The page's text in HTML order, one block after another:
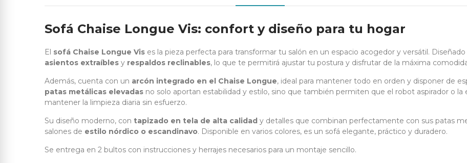
Sofá Chaise Longue Vis: confort y diseño para tu hogar
El sofá Chaise Longue Vis es la pieza perfecta para transformar tu salón en un espacio acogedor y versátil.
asientos extraíbles y respaldos reclinables, lo que te permitirá ajustar tu postura y disfrutar de la máxima
Además, cuenta con un arcón integrado en el Chaise Longue, ideal para mantener todo en orden y disponer de
patas metálicas elevadas no solo aportan estabilidad y estilo, sino que también permiten que el robot aspirador o
mantener la limpieza diaria sin esfuerzo.
Su diseño moderno, con tapizado en tela de alta calidad y detalles que combinan perfectamente con sus patas
salones de estilo nórdico o escandinavo. Disponible en varios colores, es un sofá elegante, práctico y duradero.
Se entrega en 2 bultos con instrucciones y herrajes necesarios para un montaje sencillo.